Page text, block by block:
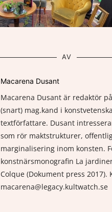
AV
Macarena Dusant
Macarena Dusant är redaktör
(snart) mag.kand i
textförfattare. Dusant
som rör maktstrukturer,
marginalisering inom konsten.
konstnärsmonografin La
Colque (Dokument press 2017).
macarena@legacy.kultwatch.se